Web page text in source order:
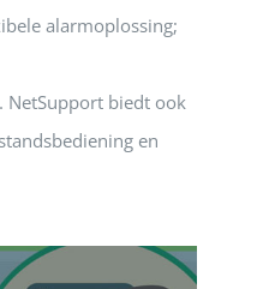
alarmoplossing;
biedt ook
en